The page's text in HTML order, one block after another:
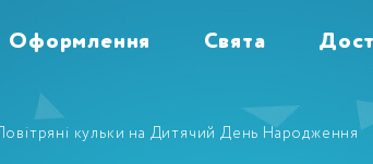
Оформлення Свята
Повітряні кульки на Дитячий День Народження